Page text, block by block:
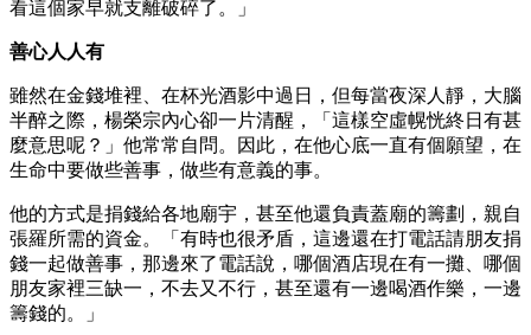
看這個家早就支離破碎了。」
善心人人有
雖然在金錢堆裡、在杯光酒影中過日，但每當夜深人靜，大腦
半醉之際，楊榮宗內心卻一片清醒，「這樣空虛幌恍終日有甚
麼意思呢？」他常常自問。因此，在他心底一直有個願望，在
生命中要做些善事，做些有意義的事。
他的方式是捐錢給各地廟宇，甚至他還負責蓋廟的籌劃，親自
張羅所需的資金。「有時也很矛盾，這邊還在打電話請朋友捐
錢一起做善事，那邊來了電話說，哪個酒店現在有一攤、哪個
朋友家裡三缺一，不去又不行，甚至還有一邊喝酒作樂，一邊
籌錢的。」